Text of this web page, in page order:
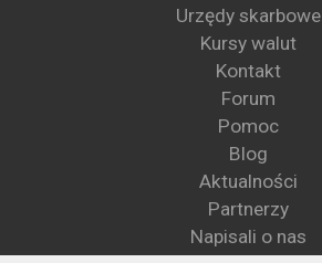
Urzędy skarbowe
Kursy walut
Kontakt
Forum
Pomoc
Blog
Aktualności
Partnerzy
Napisali o nas